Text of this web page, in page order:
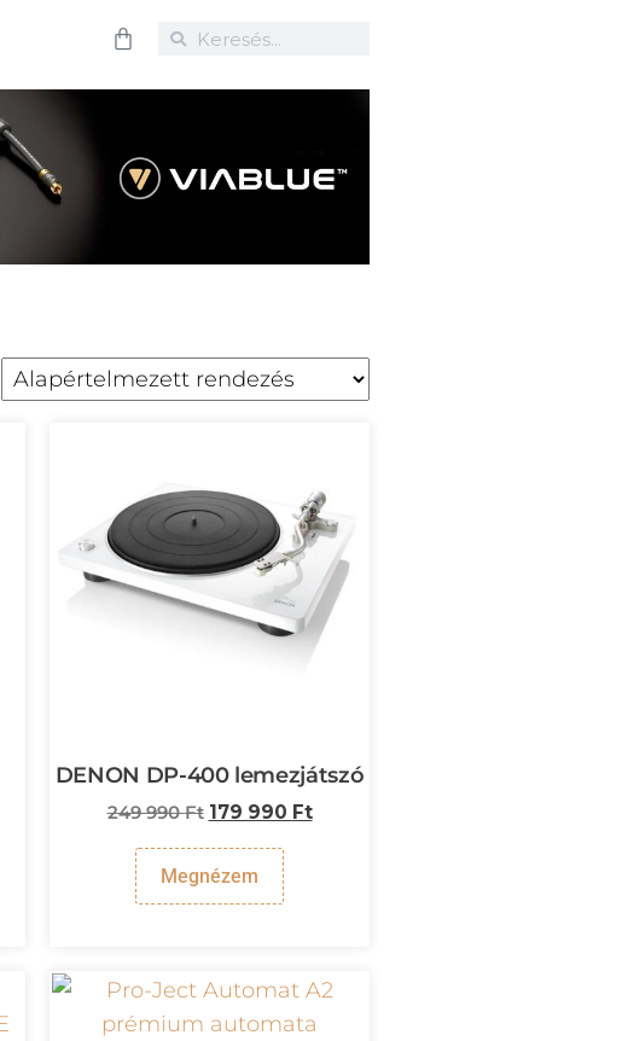
DENON DP-400 lemezjátszó
249 990Ft 179 990 Ft
Megnézem